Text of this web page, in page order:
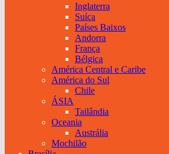
Inglaterra
Suíça
Países Baixos
Andorra
França
Bélgica
América Central e Caribe
América do Sul
Chile
ÁSIA
Tailândia
Oceania
Austrália
Mochilão